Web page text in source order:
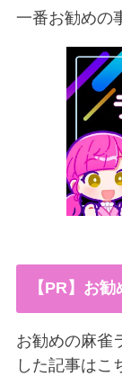
一番お勧めの
【PR】お
お勧めの麻雀
した記事はこ